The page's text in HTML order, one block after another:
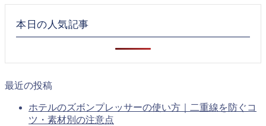
本日の人気記事
最近の投稿
ホテルのズボンプレッサーの使い方｜二重線を防ぐコ
ツ・素材別の注意点